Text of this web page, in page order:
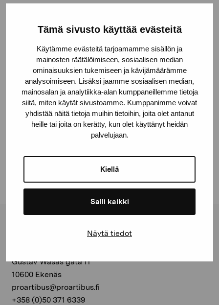
Tämä sivusto käyttää evästeitä
Käytämme evästeitä tarjoamamme sisällön ja
mainosten räätälöimiseen, sosiaalisen median
ominaisuuksien tukemiseen ja kävijämäärämme
analysoimiseen. Lisäksi jaamme sosiaalisen median,
mainosalan ja analytiikka-alan kumppaneillemme tietoja
siitä, miten käytät sivustoamme. Kumppanimme voivat
yhdistää näitä tietoja muihin tietoihin, joita olet antanut
heille tai joita on kerätty, kun olet käyttänyt heidän
palvelujaan.
Kiellä
Salli kaikki
Näytä tiedot
Deponeringsplats
Lyceiparkens skola, Borgå
© Kuvasto 2026
Stiftelsen Pro Artibus
Gustav Wasas gata 11
10600 Ekenäs
proartibus@proartibus.fi
+358 (0)50 371 6339